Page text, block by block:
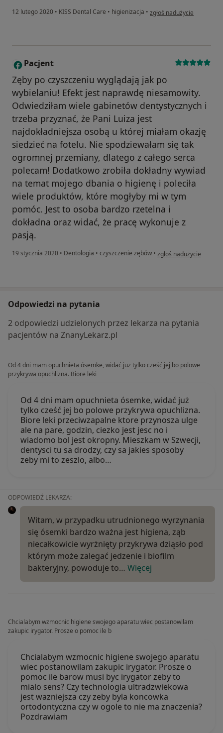
12 lutego 2020 • KISS Dental Care • higienizacja • w opinii użytkownika
zgłoś nadużycie
P Pacjent
Zęby po czyszczeniu wyglądają jak po
wybielaniu! Efekt jest naprawdę niesamowity.
Odwiedziłam wiele gabinetów dentystycznych i
trzeba przyznać, że Pani Luiza jest
najdokładniejsza osobą u której miałam okazję
siedzieć na fotelu. Nie spodziewałam się tak
ogromnej przemiany, dlatego z całego serca
polecam! Dodatkowo zrobiła dokładny wywiad
na temat mojego dbania o higienę i poleciła
wiele produktów, które mogłyby mi w tym
pomóc. Jest to osoba bardzo rzetelna i
dokładna oraz widać, że pracę wykonuje z
pasją.
19 stycznia 2020 • Dentologia • czyszczenie zębów • w opinii użytkownika
zgłoś nadużycie
Odpowiedzi na pytania
2 odpowiedzi udzielonych przez lekarza na pytania
pacjentów na ZnanyLekarz.pl
Od 4 dni mam opuchnieta ósemke, widać już tylko cześć jej bo polowe
przykrywa opuchlizna. Biore leki
Od 4 dni mam opuchnieta ósemke, widać już
tylko cześć jej bo polowe przykrywa opuchlizna.
Biore leki przeciwzapalne ktore przynosza ulge
ale na pare, godzin, ciezko jest jesc no i
wiadomo bol jest okropny. Mieszkam w Szwecji,
dentysci tu sa drodzy, czy sa jakies sposoby
zeby mi to zeszlo, albo…
ODPOWIEDŹ LEKARZA:
Witam, w przypadku utrudnionego wyrzynania
się ósemki bardzo ważna jest higiena, ząb
niecałkowicie wyrżnięty przykrywa dziąsło pod
którym może zalegać jedzenie i biofilm
bakteryjny, powoduje to… Więcej
Chcialabym wzmocnic higiene swojego aparatu wiec postanowilam
zakupic irygator. Prosze o pomoc ile b
Chcialabym wzmocnic higiene swojego aparatu
wiec postanowilam zakupic irygator. Prosze o
pomoc ile barow musi byc irygator zeby to
mialo sens? Czy technologia ultradzwiekowa
jest wazniejsza czy zeby byla koncowka
ortodontyczna czy w ogole to nie ma znaczenia?
Pozdrawiam